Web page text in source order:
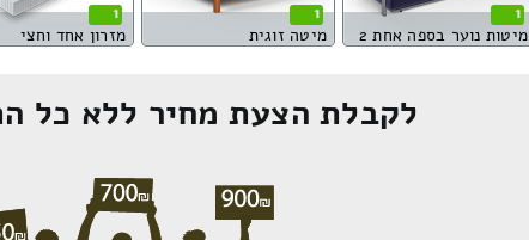
1
מיטות נוער בספה אחת 2
1
מיטה זוגית
1
מזרון אחד וחצי
לקבלת הצעת מחיר ללא כל